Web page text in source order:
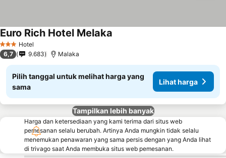
3 BintangHotel
Euro Rich Hotel Melaka
6,7 9.683 Malaka
Pilih tanggal untuk melihat harga yang
sama
Lihat harga
Tampilkan lebih banyak
Harga dan ketersediaan yang kami terima dari situs web
pemesanan selalu berubah. Artinya Anda mungkin tidak selalu
menemukan penawaran yang sama persis dengan yang Anda lihat
di trivago saat Anda membuka situs web pemesanan.